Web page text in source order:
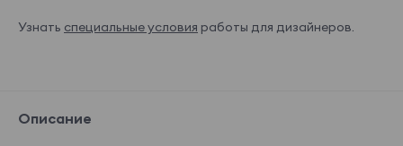
Узнать специальные условия работы для дизайнеров.
Описание